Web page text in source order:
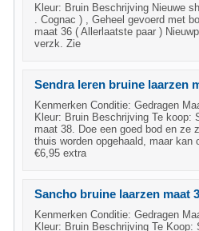
Kleur: Bruin Beschrijving Nieuwe
. Cognac ) , Geheel gevoerd met
maat 36 ( Allerlaatste paar )
verzk. Zie
Sendra leren bruine laarzen
Kenmerken Conditie: Gedragen
Kleur: Bruin Beschrijving Te koop:
maat 38. Doe een goed bod en ze
thuis worden opgehaald, maar kan
€6,95 extra
Sancho bruine laarzen maat
Kenmerken Conditie: Gedragen
Kleur: Bruin Beschrijving Te Koop: